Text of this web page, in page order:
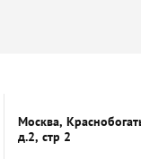
Москва,
д.2, стр 2